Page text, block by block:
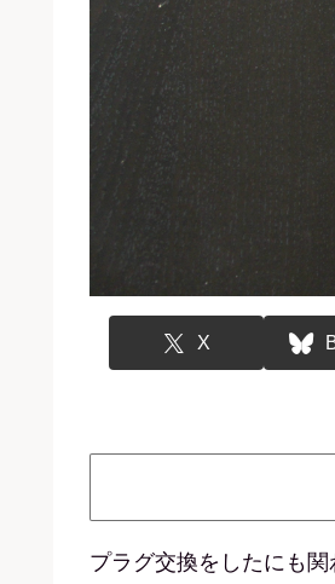
X
プラグ交換をしたにも